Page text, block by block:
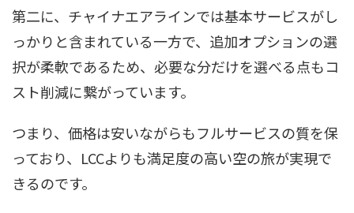
第二に、チャイナエアラインでは基本サービスがし
っかりと含まれている一方で、追加オプションの選
択が柔軟であるため、必要な分だけを選べる点もコ
スト削減に繋がっています。
つまり、価格は安いながらもフルサービスの質を保
っており、LCCよりも満足度の高い空の旅が実現で
きるのです。